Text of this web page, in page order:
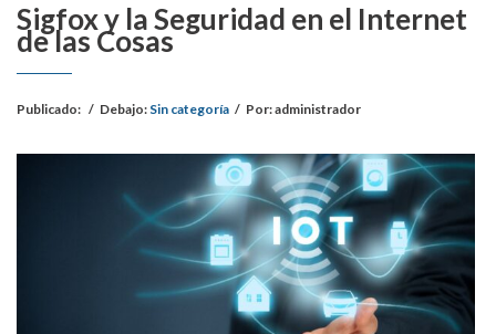
Sigfox y la Seguridad en el Internet
de las Cosas
Publicado: / Debajo: Sin categoría / Por:administrador